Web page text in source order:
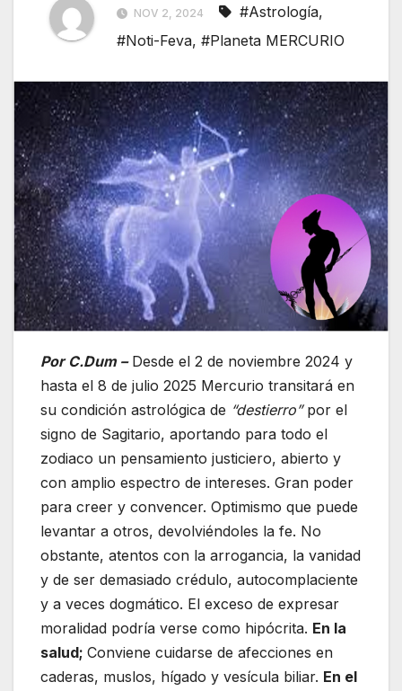
NOV 2, 2024 #Astrología,
#Noti-Feva, #Planeta MERCURIO
Por C.Dum –Desde el 2 de noviembre 2024 y
hasta el 8 de julio 2025 Mercurio transitará en
su condición astrológica de “destierro” por el
signo de Sagitario, aportando para todo el
zodiaco un pensamiento justiciero, abierto y
con amplio espectro de intereses. Gran poder
para creer y convencer. Optimismo que puede
levantar a otros, devolviéndoles la fe. No
obstante, atentos con la arrogancia, la vanidad
y de ser demasiado crédulo, autocomplaciente
y a veces dogmático. El exceso de expresar
moralidad podría verse como hipócrita. En la
salud; Conviene cuidarse de afecciones en
caderas, muslos, hígado y vesícula biliar. En el